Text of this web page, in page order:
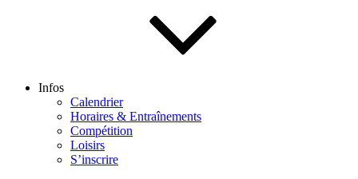
Infos
Calendrier
Horaires & Entraînements
Compétition
Loisirs
S’inscrire